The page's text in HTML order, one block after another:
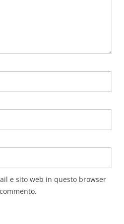
e sito web in questo browser